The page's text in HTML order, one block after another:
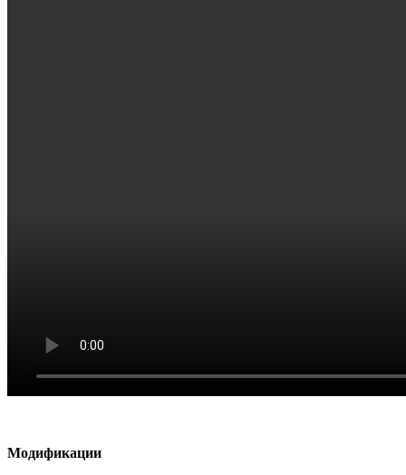
Модификации